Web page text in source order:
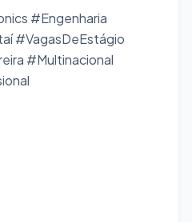
#Engenharia
#VagasDeEstágio
#Multinacional